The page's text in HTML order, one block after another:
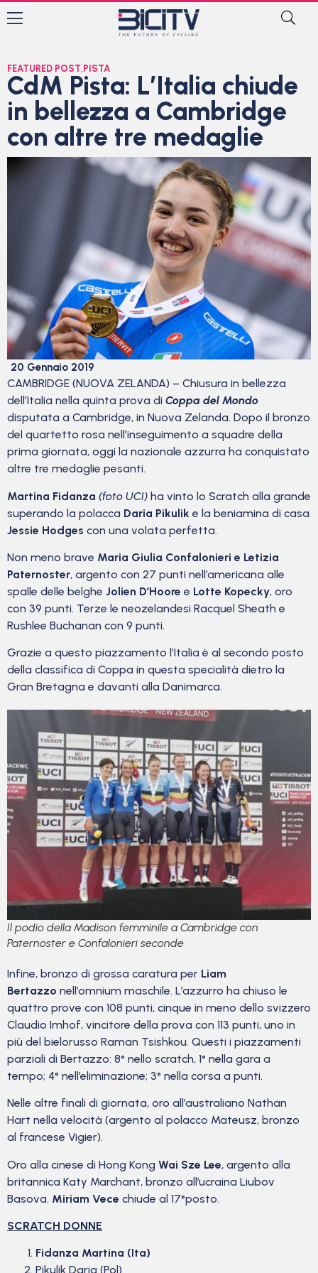
FEATURED POST, PISTA
CdM Pista: L’Italia chiude
in bellezza a Cambridge
con altre tre medaglie
20 Gennaio 2019
CAMBRIDGE (NUOVA ZELANDA) – Chiusura in bellezza
dell’Italia nella quinta prova di Coppa del Mondo
disputata a Cambridge, in Nuova Zelanda. Dopo il bronzo
del quartetto rosa nell’inseguimento a squadre della
prima giornata, oggi la nazionale azzurra ha conquistato
altre tre medaglie pesanti.
Martina Fidanza (foto UCI) ha vinto lo Scratch alla grande
superando la polacca Daria Pikulik e la beniamina di casa
Jessie Hodges con una volata perfetta.
Non meno brave Maria Giulia Confalonieri e Letizia
Paternoster, argento con 27 punti nell’americana alle
spalle delle belghe Jolien D’Hoore e Lotte Kopecky, oro
con 39 punti. Terze le neozelandesi Racquel Sheath e
Rushlee Buchanan con 9 punti.
Grazie a questo piazzamento l’Italia è al secondo posto
della classifica di Coppa in questa specialità dietro la
Gran Bretagna e davanti alla Danimarca.
Il podio della Madison femminile a Cambridge con
Paternoster e Confalonieri seconde
Infine, bronzo di grossa caratura per Liam
Bertazzo nell’omnium maschile. L’azzurro ha chiuso le
quattro prove con 108 punti, cinque in meno dello svizzero
Claudio Imhof, vincitore della prova con 113 punti, uno in
più del bielorusso Raman Tsishkou. Questi i piazzamenti
parziali di Bertazzo: 8° nello scratch, 1° nella gara a
tempo; 4° nell’eliminazione; 3° nella corsa a punti.
Nelle altre finali di giornata, oro all’australiano Nathan
Hart nella velocità (argento al polacco Mateusz, bronzo
al francese Vigier).
Oro alla cinese di Hong Kong Wai Sze Lee, argento alla
britannica Katy Marchant, bronzo all’ucraina Liubov
Basova. Miriam Vece chiude al 17°posto.
SCRATCH DONNE
Fidanza Martina (Ita)
Pikulik Daria (Pol)